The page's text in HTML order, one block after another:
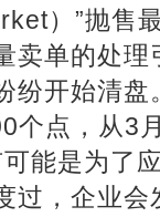
）”抛售
卖单的处
纷开始清
个点，从3
能是为了
过，企业